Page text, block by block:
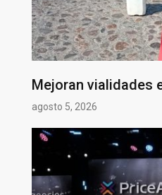
Mejoran vialidades
agosto 5, 2026